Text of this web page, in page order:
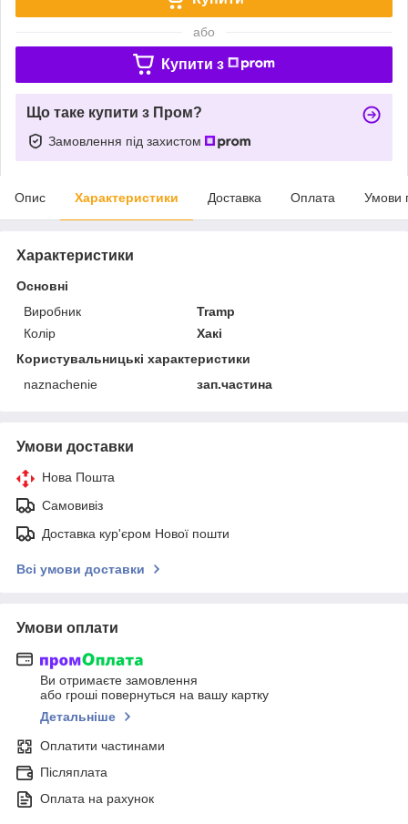
або
Купити з
Що таке купити з Пром?
Замовлення під захистом
Опис Характеристики Доставка Оплата Умови
Характеристики
Основні
Виробник
Tramp
Колір
Хакі
Користувальницькі характеристики
naznachenie
зап.частина
Умови доставки
Нова Пошта
Самовивіз
Доставка кур'єром Нової пошти
Всі умови доставки
Умови оплати
Ви отримаєте замовлення
або гроші повернуться на вашу картку
Детальніше
Оплатити частинами
Післяплата
Оплата на рахунок